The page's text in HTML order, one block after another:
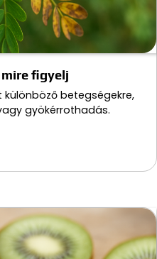
figyelj
betegségekre,
gyökérrothadás.